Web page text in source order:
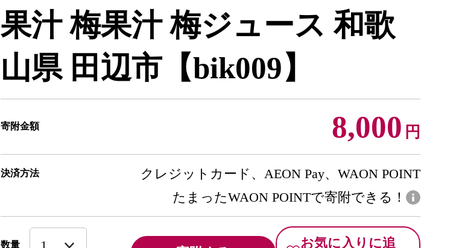
果汁 梅果汁 梅ジュース 和歌
山県 田辺市【bik009】
寄附金額 8,000 円
決済方法
クレジットカード、AEON Pay、WAON POINT
たまったWAON POINTで寄附できる！
数量
お気に入りに追